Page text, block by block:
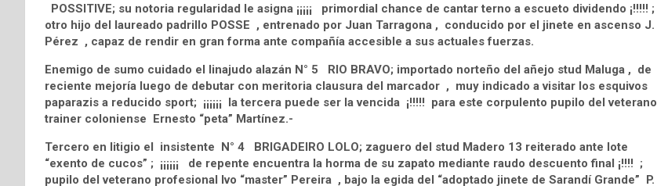
POSSITIVE; su notoria regularidad le asigna ¡¡¡¡¡ primordial chance de cantar terno a escueto dividendo ¡!!!!! ;
otro hijo del laureado padrillo POSSE , entrenado por Juan Tarragona , conducido por el jinete en ascenso J.
Pérez , capaz de rendir en gran forma ante compañía accesible a sus actuales fuerzas.
Enemigo de sumo cuidado el linajudo alazán N° 5 RIO BRAVO; importado norteño del añejo stud Maluga , de
reciente mejoría luego de debutar con meritoria clausura del marcador , muy indicado a visitar los esquivos
paparazis a reducido sport; ¡¡¡¡¡¡ la tercera puede ser la vencida ¡!!!!! para este corpulento pupilo del veterano
trainer coloniense Ernesto “peta” Martínez.-
Tercero en litigio el insistente N° 4 BRIGADEIRO LOLO; zaguero del stud Madero 13 reiterado ante lote
“exento de cucos” ; ¡¡¡¡¡¡ de repente encuentra la horma de su zapato mediante raudo descuento final ¡!!!! ;
pupilo del veterano profesional Ivo “master” Pereira , bajo la egida del “adoptado jinete de Sarandí Grande” P.